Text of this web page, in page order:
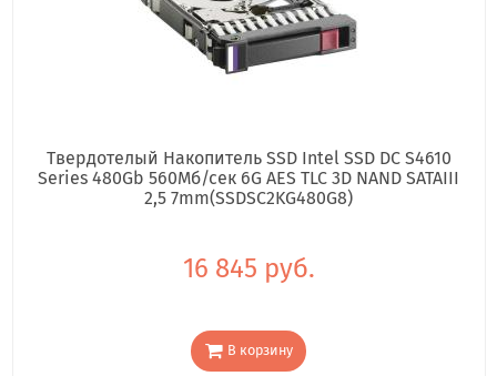
Твердотелый Накопитель SSD Intel SSD DC S4610
Series 480Gb 560Мб/сек 6G AES TLC 3D NAND SATAIII
2,5 7mm(SSDSC2KG480G8)
16 845 руб.
В корзину